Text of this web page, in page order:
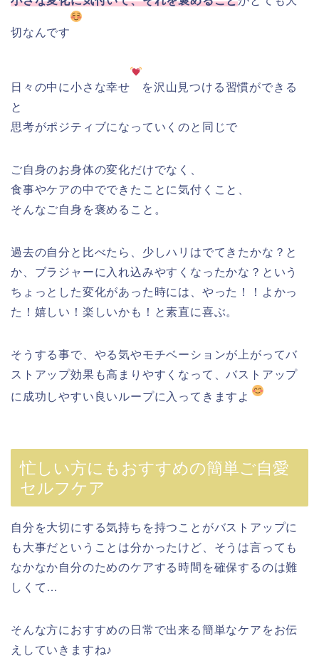
切なんです
日々の中に小さな幸せ
を沢山見つける習慣ができる
と
思考がポジティブになっていくのと同じで
ご自身のお身体の変化だけでなく、
食事やケアの中でできたことに気付くこと、
そんなご自身を褒めること。
過去の自分と比べたら、 少しハリはでてきたかな？と
か、 ブラジャーに入れ込みやすくなったかな？ という
ちょっとした変化があった時には、やった！！よかっ
た！ 嬉しい！楽しいかも！と素直に喜ぶ。
そうする事で、やる気やモチベーションが上がってバ
ストアップ効果も高まりやすくなって、バストアップ
に成功しやすい良いループに入ってきますよ
忙しい方にもおすすめの簡単ご自愛
セルフケア
自分を大切にする気持ちを持つことがバストアップに
も大事だということは分かったけど、そうは言っても
なかなか自分のためのケアする時間を確保するのは難
しくて…
そんな方におすすめの日常で出来る簡単なケアをお伝
えしていきますね♪